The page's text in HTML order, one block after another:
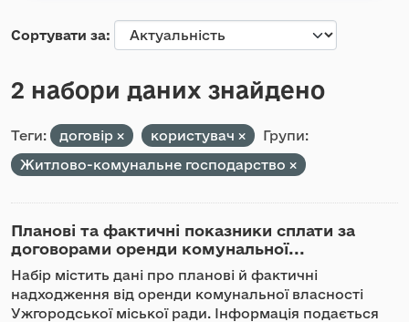
Сортувати за
2 набори даних знайдено
Теги: договір користувач
Групи:
Житлово-комунальне господарство
Планові та фактичні показники сплати за
договорами оренди комунальної...
Набір містить дані про планові й фактичні
надходження від оренди комунальної власності
Ужгородської міської ради. Інформація подається